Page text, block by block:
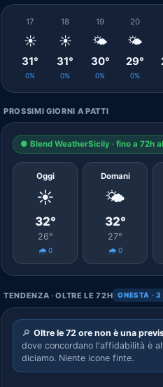
17
☀️
31°
0%
18
☀️
31°
0%
19
🌤️
30°
0%
20
🌤️
29°
0%
PROSSIMI GIORNI A PATTI
● Blend WeatherSicily · fino a 72h
Oggi
☀️
32°
26°
🌧️ 0
Domani
🌤️
32°
27°
🌧️ 0
TENDENZA · OLTRE LE 72H ONESTA ·
🔎 Oltre le 72 ore non è una
dove concordano l'affidabilità è
diciamo. Niente icone finte.